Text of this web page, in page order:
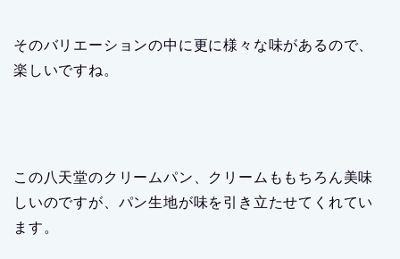
そのバリエーションの中に更に様々な味があるので、
楽しいですね。
この八天堂のクリームパン、クリームももちろん美味
しいのですが、パン生地が味を引き立たせてくれてい
ます。